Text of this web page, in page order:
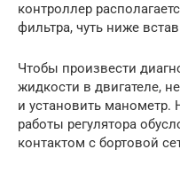
контроллер
фильтра, чуть ниже
Чтобы произвести
жидкости в двигателе,
и установить
работы регулятора
контактом с бортовой